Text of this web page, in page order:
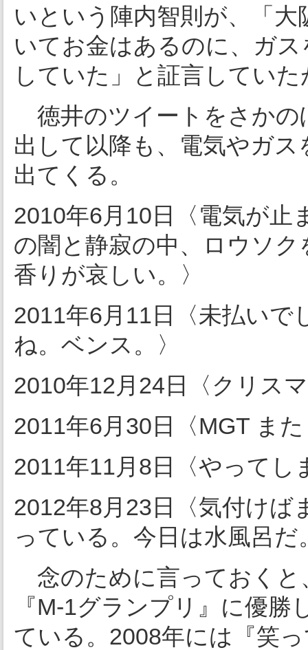
いという陣内智則が、「
いてお金はあるのに、ガ
していた」と証言してい
徳井のツイートをさかの
出して以降も、電気やガ
出てくる。
2010年6月10日〈電気が止
の闇と静寂の中、ロウソ
香りが哀しい。〉
2011年6月11日〈未払いで
ね。ベンス。〉
2010年12月24日〈クリス
2011年6月30日〈MGT ま
2011年11月8日〈やって
2012年8月23日〈気付けば
っている。今日は水風呂だ
念のために言っておくと
『M-1グランプリ』に優
ている。2008年には『笑